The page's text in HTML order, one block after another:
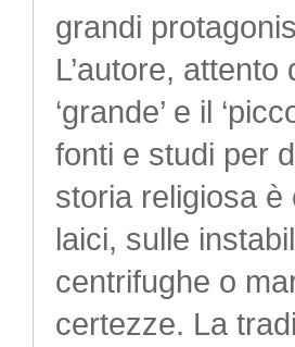
grandi
L’autore,
‘grande’ e il
fonti e studi per
storia religiosa
laici, sulle
centrifughe o
certezze. La